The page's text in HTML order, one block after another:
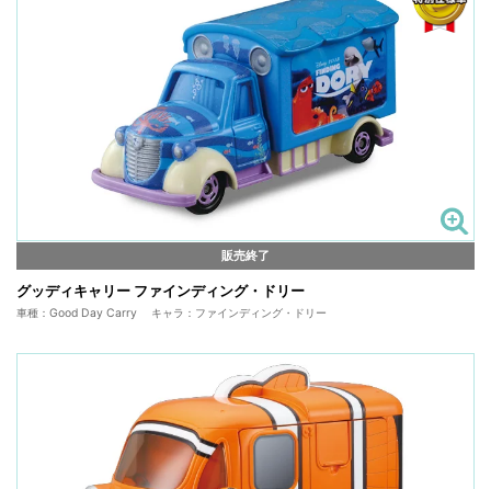
販売終了
グッディキャリー ファインディング・ドリー
車種：Good Day Carry キャラ：ファインディング・ドリー